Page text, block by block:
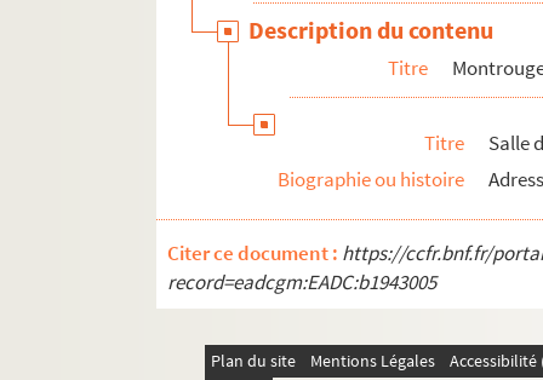
Description du contenu
Titre
Titre
Salle
Biographie ou histoire
Citer ce document : https://ccfr.bnf.fr/
record=eadcgm:EADC:b1943005
Plan du site Mentions Légales